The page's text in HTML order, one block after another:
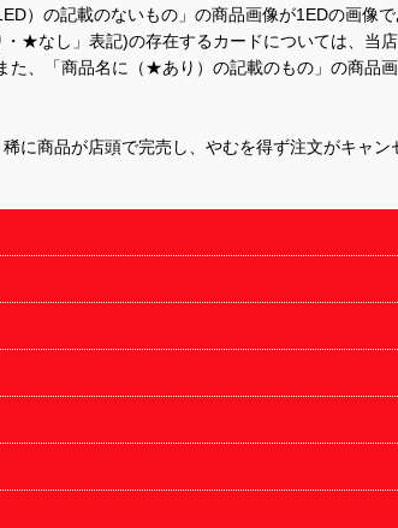
）の記載のないもの」の商品画像が1EDの画像
★なし」表記)の存在するカードについては、
た、「商品名に（★あり）の記載のもの」の商品
に商品が店頭で完売し、やむを得ず注文がキャン